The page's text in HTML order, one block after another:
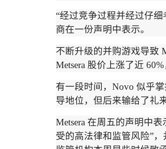
“经过竞争过程并经过仔
商在一份声明中表示。
不断升级的并购游戏导致
Metsera 股价上涨了近 60%
有一段时间， Novo 似乎掌
导地位，但后来输给了礼
Metsera 在周五的声明中表
受的高法律和监管风险”，